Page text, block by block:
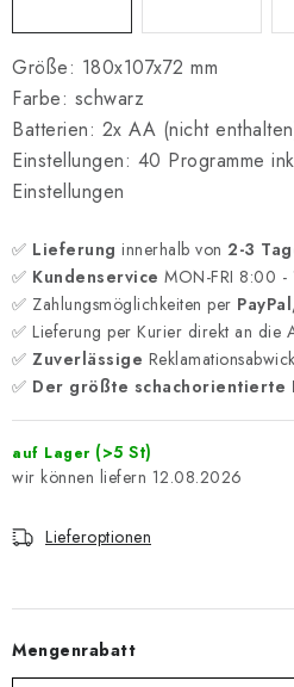
Größe: 180x107x72 mm
Farbe: schwarz
Batterien: 2x AA (nicht
Einstellungen: 40 Programme
Einstellungen
✅ Lieferung innerhalb von 2-3
✅ Kundenservice MON-FRI 8:00 -
✅ Zahlungsmöglichkeiten per
✅ Lieferung per Kurier direkt an die
✅ Zuverlässige
✅ Der größte schachorientierte
auf Lager (>5 St)
12.08.2026
Lieferoptionen
Mengenrabatt